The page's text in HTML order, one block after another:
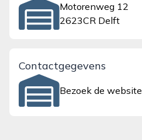
Motorenweg 12
2623CR Delft
Contactgegevens
Bezoek de website